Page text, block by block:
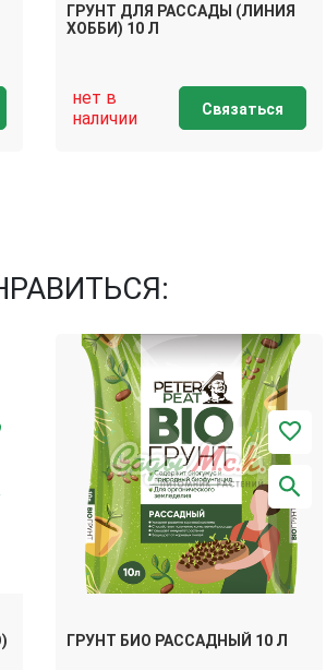
ГРУНТ ДЛЯ РАССАДЫ (ЛИНИЯ
ХОББИ) 10 Л
нет в
наличии
Связаться
ГРУНТ БИО РАССАДНЫЙ 10 Л